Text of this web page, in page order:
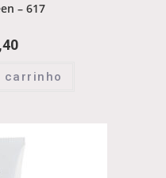
– 617
carrinho